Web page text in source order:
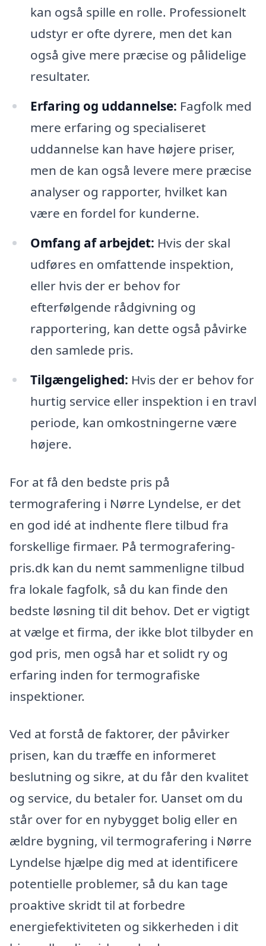
kan også spille en rolle. Professionelt
udstyr er ofte dyrere, men det kan
også give mere præcise og pålidelige
resultater.
Erfaring og uddannelse: Fagfolk med
mere erfaring og specialiseret
uddannelse kan have højere priser,
men de kan også levere mere præcise
analyser og rapporter, hvilket kan
være en fordel for kunderne.
Omfang af arbejdet: Hvis der skal
udføres en omfattende inspektion,
eller hvis der er behov for
efterfølgende rådgivning og
rapportering, kan dette også påvirke
den samlede pris.
Tilgængelighed: Hvis der er behov for
hurtig service eller inspektion i en travl
periode, kan omkostningerne være
højere.
For at få den bedste pris på
termografering i Nørre Lyndelse, er det
en god idé at indhente flere tilbud fra
forskellige firmaer. På termografering-
pris.dk kan du nemt sammenligne tilbud
fra lokale fagfolk, så du kan finde den
bedste løsning til dit behov. Det er vigtigt
at vælge et firma, der ikke blot tilbyder en
god pris, men også har et solidt ry og
erfaring inden for termografiske
inspektioner.
Ved at forstå de faktorer, der påvirker
prisen, kan du træffe en informeret
beslutning og sikre, at du får den kvalitet
og service, du betaler for. Uanset om du
står over for en nybygget bolig eller en
ældre bygning, vil termografering i Nørre
Lyndelse hjælpe dig med at identificere
potentielle problemer, så du kan tage
proaktive skridt til at forbedre
energiefektiviteten og sikkerheden i dit